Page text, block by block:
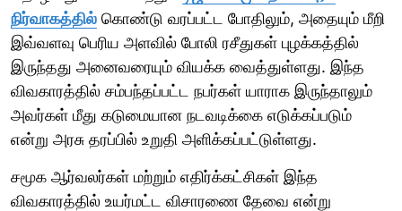
நிர்வாகத்தில் கொண்டு வரப்பட்ட போதிலும், அதையும் மீறி
இவ்வளவு பெரிய அளவில் போலி ரசீதுகள் புழக்கத்தில்
இருந்தது அனைவரையும் வியக்க வைத்துள்ளது. இந்த
விவகாரத்தில் சம்பந்தப்பட்ட நபர்கள் யாராக இருந்தாலும்
அவர்கள் மீது கடுமையான நடவடிக்கை எடுக்கப்படும்
என்று அரசு தரப்பில் உறுதி அளிக்கப்பட்டுள்ளது.
சமூக ஆர்வலர்கள் மற்றும் எதிர்க்கட்சிகள் இந்த
விவகாரத்தில் உயர்மட்ட விசாரணை தேவை என்று